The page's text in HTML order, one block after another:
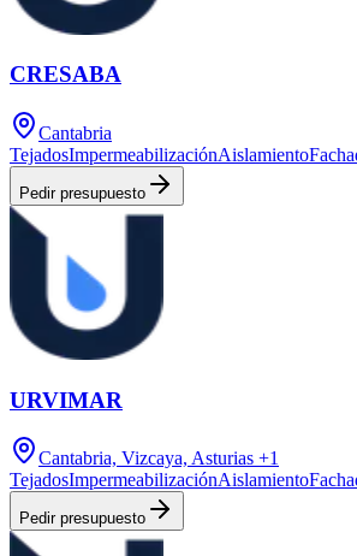
CRESABA
Cantabria
TejadosImpermeabilizaciónAislamiento
Pedir presupuesto
URVIMAR
Cantabria, Vizcaya, Asturias +1
TejadosImpermeabilizaciónAislamiento
Pedir presupuesto